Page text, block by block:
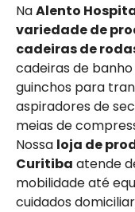
NaAlento
variedade de
cadeiras de
cadeiras de
guinchos para
aspiradores de
meias de
Nossa loja de
Curitiba atende
mobilidade até
cuidados